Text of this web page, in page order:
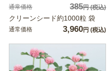
通常価格 385円(税込)
クリーンシード約1000粒 袋
通常価格 3,960円 (税込)